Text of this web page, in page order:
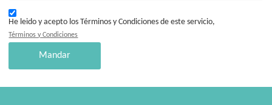
He leido y acepto los Términos y Condiciones de este servicio,
Términos y Condiciones
Mandar